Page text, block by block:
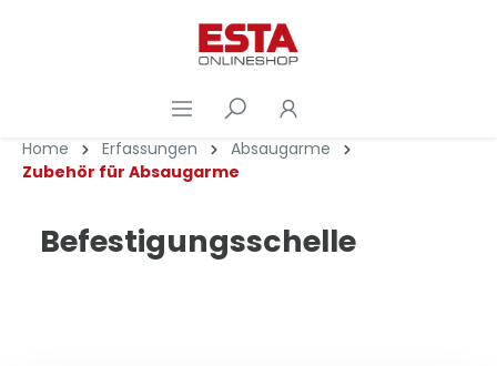
Home Erfassungen
Absaugarme
Zubehör für Absaugarme
Befestigungsschelle